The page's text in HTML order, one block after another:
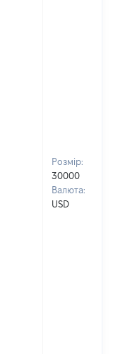
Розмір:
30000
Валюта:
USD